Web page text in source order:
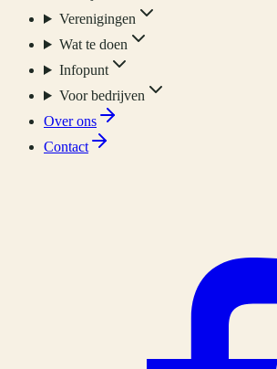
Verenigingen
Wat te doen
Infopunt
Voor bedrijven
Over ons
Contact